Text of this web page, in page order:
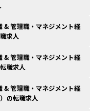
& 管理職・マネジメント経
求人
& 管理職・マネジメント経
職求人
& 管理職・マネジメント経
の転職求人